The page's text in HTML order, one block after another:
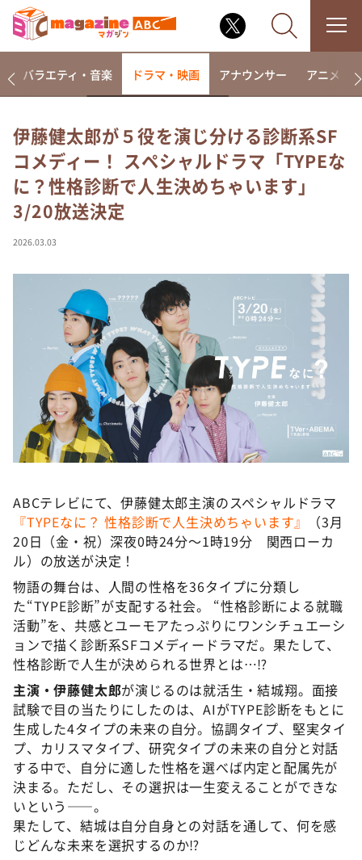
なるみ・岡村の過ぎるTV
相席食堂
これ余談なんですけど・・・
～人生密着トークバラエティ！～ やすとものいたっ
て真剣です
探偵！ナイトスクープ
news おかえり
河合＆A.B.C-Z塚田×福井アナ「なんでやねん！？」
（news おかえり）
DAIGOも台所 ～きょうの献立 何にする？～
本日はダイアンなり！シーズン２
朝だ！生です旅サラダ
教えて！ニュースライブ 正義のミカタ
新婚さんいらっしゃい！
ポツンと一軒家
ザキ山小屋本館
ぺこぱのまるスポ
アナ回覧板
バラエティ・音楽 ドラマ・映画 アナウンサー アニメ・
伊藤健太郎が５役を演じ分ける診断系SF
コメディー！ スペシャルドラマ「TYPEな
に？性格診断で人生決めちゃいます」
3/20放送決定
2026.03.03
ABCテレビにて、伊藤健太郎主演のスペシャルドラマ
『TYPEなに？ 性格診断で人生決めちゃいます』
（3月
20日（金・祝）深夜0時24分～1時19分 関西ローカ
ル）の放送が決定！
物語の舞台は、人間の性格を36タイプに分類し
た“TYPE診断”が支配する社会。 “性格診断による就職
活動”を、共感とユーモアたっぷりにワンシチュエーシ
ョンで描く診断系SFコメディードラマだ。果たして、
性格診断で人生が決められる世界とは…⁉
主演・伊藤健太郎が演じるのは就活生・結城翔。面接
試験で目の当たりにしたのは、AIがTYPE診断をもとに
生成した4タイプの未来の自分。協調タイプ、堅実タイ
プ、カリスマタイプ、研究タイプの未来の自分と対話
する中で、自分に適した性格を選べば内定と配属先が
決まる。ただし、その選択は一生変えることができな
いという――。
果たして、結城は自分自身との対話を通して、何を感
じどんな未来を選択するのか⁉